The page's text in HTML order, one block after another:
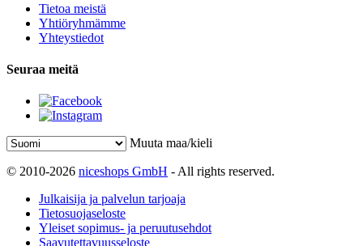
Tietoa meistä
Yhtiöryhmämme
Yhteystiedot
Seuraa meitä
Muuta maa/kieli
© 2010-2026 niceshops GmbH - All rights reserved.
Julkaisija ja palvelun tarjoaja
Tietosuojaseloste
Yleiset sopimus- ja peruutusehdot
Saavutettavuusseloste